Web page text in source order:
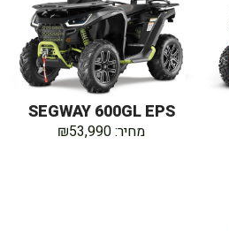
SEGWAY 600GL EPS
מחיר: ₪53,990